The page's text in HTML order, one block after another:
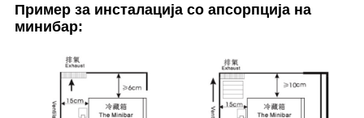
Пример за инсталација со апсорпција на
минибар: